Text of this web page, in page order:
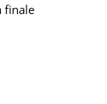
finale